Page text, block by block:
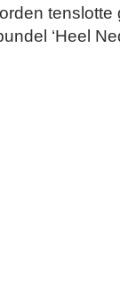
‘Heel